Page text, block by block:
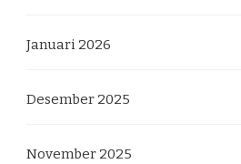
Januari 2026
Desember 2025
November 2025